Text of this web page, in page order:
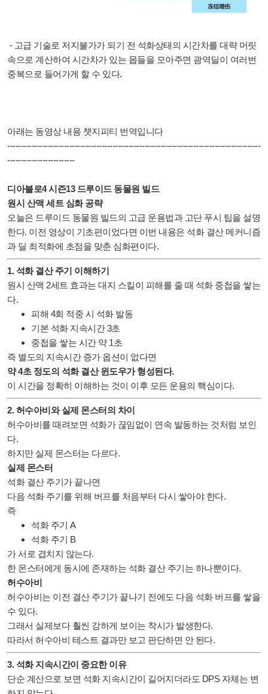
- 고급 기술로 저지불가가 되기 전 석화상태의 시간차를 대략 머릿
속으로 계산하여 시간차가 있는 몹들을 모아주면 광역딜이 여러번
중복으로 들어가게 할 수 있다.
아래는 동영상 내용 챗지피티 번역입니다
----------------------------------------------------------------------------------------------
-------------------------
디아블로4 시즌13 드루이드 동물원 빌드
원시 산맥 세트 심화 공략
오늘은 드루이드 동물원 빌드의 고급 운용법과 고단 푸시 팁을 설명
한다. 이전 영상이 기초편이었다면 이번 내용은 석화 결산 메커니즘
과 딜 최적화에 초점을 맞춘 심화편이다.
1. 석화 결산 주기 이해하기
원시 산맥 2세트 효과는 대지 스킬이 피해를 줄 때 석화 중첩을 쌓는
다.
피해 4회 적중 시 석화 발동
기본 석화 지속시간 3초
중첩을 쌓는 시간 약 1초
즉 별도의 지속시간 증가 옵션이 없다면
약 4초 정도의 석화 결산 윈도우가 형성된다.
이 시간을 정확히 이해하는 것이 이후 모든 운용의 핵심이다.
2. 허수아비와 실제 몬스터의 차이
허수아비를 때려보면 석화가 끊임없이 연속 발동하는 것처럼 보인
다.
하지만 실제 몬스터는 다르다.
실제 몬스터
석화 결산 주기가 끝나면
다음 석화 주기를 위해 버프를 처음부터 다시 쌓아야 한다.
즉
석화 주기 A
석화 주기 B
가 서로 겹치지 않는다.
한 몬스터에게 동시에 존재하는 석화 결산 주기는 하나뿐이다.
허수아비
허수아비는 이전 결산 주기가 끝나기 전에도 다음 석화 버프를 쌓을
수 있다.
그래서 실제보다 훨씬 강하게 보이는 착시가 발생한다.
따라서 허수아비 테스트 결과만 보고 판단하면 안 된다.
3. 석화 지속시간이 중요한 이유
단순 계산으로 보면 석화 지속시간이 길어지더라도 DPS 자체는 변